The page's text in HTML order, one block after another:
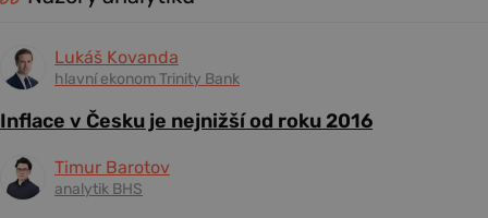
Lukáš Kovanda
hlavní ekonom Trinity Bank
Inflace v Česku je nejnižší od roku 2016
Timur Barotov
analytik BHS